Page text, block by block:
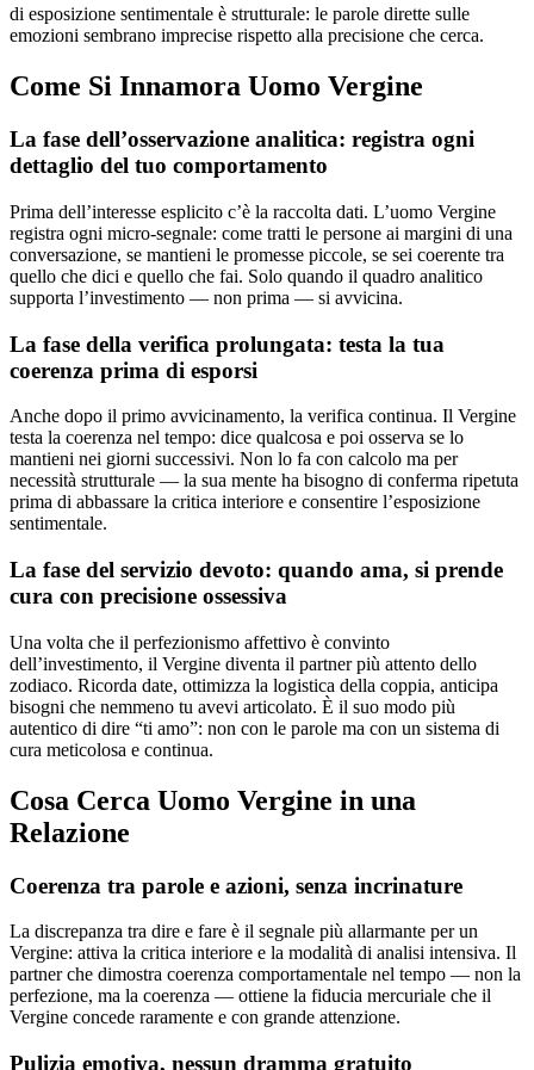
di esposizione sentimentale è strutturale: le parole dirette sulle
emozioni sembrano imprecise rispetto alla precisione che cerca.
Come Si Innamora Uomo Vergine
La fase dell’osservazione analitica: registra ogni
dettaglio del tuo comportamento
Prima dell’interesse esplicito c’è la raccolta dati. L’uomo Vergine
registra ogni micro-segnale: come tratti le persone ai margini di una
conversazione, se mantieni le promesse piccole, se sei coerente tra
quello che dici e quello che fai. Solo quando il quadro analitico
supporta l’investimento — non prima — si avvicina.
La fase della verifica prolungata: testa la tua
coerenza prima di esporsi
Anche dopo il primo avvicinamento, la verifica continua. Il Vergine
testa la coerenza nel tempo: dice qualcosa e poi osserva se lo
mantieni nei giorni successivi. Non lo fa con calcolo ma per
necessità strutturale — la sua mente ha bisogno di conferma ripetuta
prima di abbassare la critica interiore e consentire l’esposizione
sentimentale.
La fase del servizio devoto: quando ama, si prende
cura con precisione ossessiva
Una volta che il perfezionismo affettivo è convinto
dell’investimento, il Vergine diventa il partner più attento dello
zodiaco. Ricorda date, ottimizza la logistica della coppia, anticipa
bisogni che nemmeno tu avevi articolato. È il suo modo più
autentico di dire “ti amo”: non con le parole ma con un sistema di
cura meticolosa e continua.
Cosa Cerca Uomo Vergine in una
Relazione
Coerenza tra parole e azioni, senza incrinature
La discrepanza tra dire e fare è il segnale più allarmante per un
Vergine: attiva la critica interiore e la modalità di analisi intensiva. Il
partner che dimostra coerenza comportamentale nel tempo — non la
perfezione, ma la coerenza — ottiene la fiducia mercuriale che il
Vergine concede raramente e con grande attenzione.
Pulizia emotiva, nessun dramma gratuito